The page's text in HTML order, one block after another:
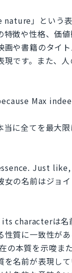
」という表
徴や性格、価
画や書籍のタイ
現です。また、
Max
に全てを最大
Just
女の名前はジョ
characterは名
性質に一致性
の本質を示唆ま
名前が表現し